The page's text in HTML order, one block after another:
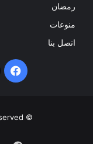
رمضان
منوعات
اتصل بنا
© Copyright 2026, All Rights Reserved